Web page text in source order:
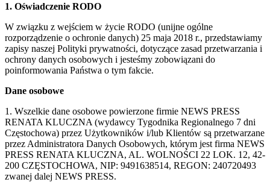
1. Oświadczenie RODO
W związku z wejściem w życie RODO (unijne ogólne
rozporządzenie o ochronie danych) 25 maja 2018 r., przedstawiamy
zapisy naszej Polityki prywatności, dotyczące zasad przetwarzania i
ochrony danych osobowych i jesteśmy zobowiązani do
poinformowania Państwa o tym fakcie.
Dane osobowe
1. Wszelkie dane osobowe powierzone firmie NEWS PRESS
RENATA KLUCZNA (wydawcy Tygodnika Regionalnego 7 dni
Częstochowa) przez Użytkowników i/lub Klientów są przetwarzane
przez Administratora Danych Osobowych, którym jest firma NEWS
PRESS RENATA KLUCZNA, AL. WOLNOŚCI 22 LOK. 12, 42-
200 CZĘSTOCHOWA, NIP: 9491638514, REGON: 240720493
zwanej dalej NEWS PRESS.